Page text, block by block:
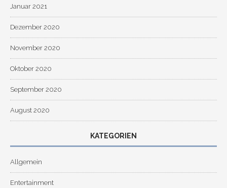
Januar 2021
Dezember 2020
November 2020
Oktober 2020
September 2020
August 2020
KATEGORIEN
Allgemein
Entertainment